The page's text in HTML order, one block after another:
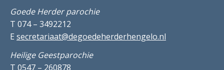
Goede Herder parochie
T 074 – 3492212
E secretariaat@degoedeherderhengelo.nl
Heilige Geestparochie
T 0547 – 260878